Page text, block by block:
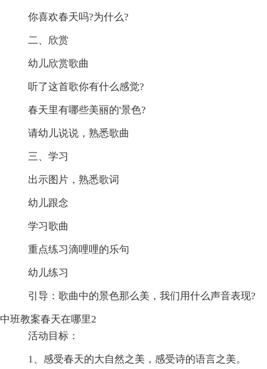
你喜欢春天吗?为什么?
二、欣赏
幼儿欣赏歌曲
听了这首歌你有什么感觉?
春天里有哪些美丽的'景色?
请幼儿说说，熟悉歌曲
三、学习
出示图片，熟悉歌词
幼儿跟念
学习歌曲
重点练习滴哩哩的乐句
幼儿练习
引导：歌曲中的景色那么美，我们用什么声音表现?
中班教案春天在哪里2
活动目标：
1、感受春天的大自然之美，感受诗的语言之美。